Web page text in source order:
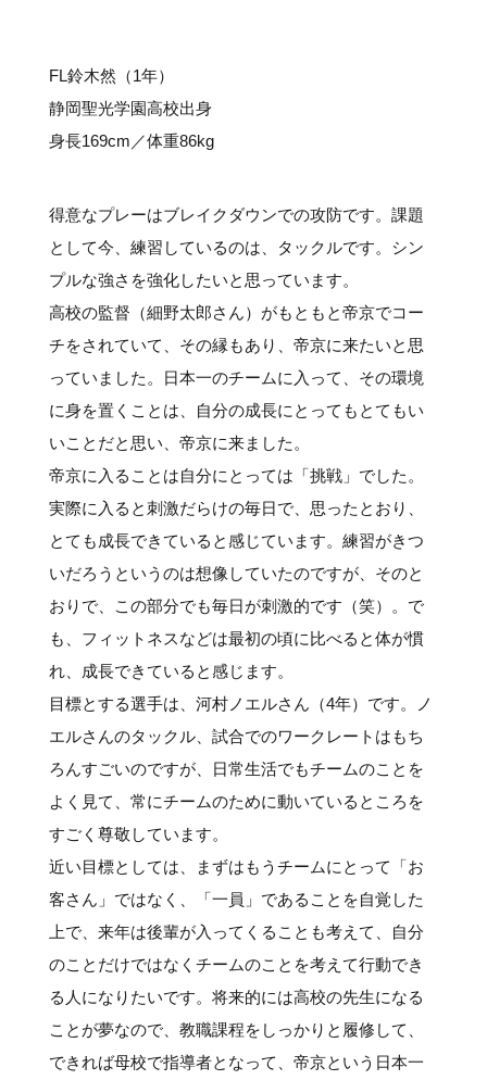
#メディア情報#キャンプ
FL鈴木然（1年）
静岡聖光学園高校出身
身長169cm／体重86kg
得意なプレーはブレイクダウンでの攻防です。課題
として今、練習しているのは、タックルです。シン
プルな強さを強化したいと思っています。
高校の監督（細野太郎さん）がもともと帝京でコー
チをされていて、その縁もあり、帝京に来たいと思
っていました。日本一のチームに入って、その環境
に身を置くことは、自分の成長にとってもとてもい
いことだと思い、帝京に来ました。
帝京に入ることは自分にとっては「挑戦」でした。
実際に入ると刺激だらけの毎日で、思ったとおり、
とても成長できていると感じています。練習がきつ
いだろうというのは想像していたのですが、そのと
おりで、この部分でも毎日が刺激的です（笑）。で
も、フィットネスなどは最初の頃に比べると体が慣
れ、成長できていると感じます。
目標とする選手は、河村ノエルさん（4年）です。ノ
エルさんのタックル、試合でのワークレートはもち
ろんすごいのですが、日常生活でもチームのことを
よく見て、常にチームのために動いているところを
すごく尊敬しています。
近い目標としては、まずはもうチームにとって「お
客さん」ではなく、「一員」であることを自覚した
上で、来年は後輩が入ってくることも考えて、自分
のことだけではなくチームのことを考えて行動でき
る人になりたいです。将来的には高校の先生になる
ことが夢なので、教職課程をしっかりと履修して、
できれば母校で指導者となって、帝京という日本一